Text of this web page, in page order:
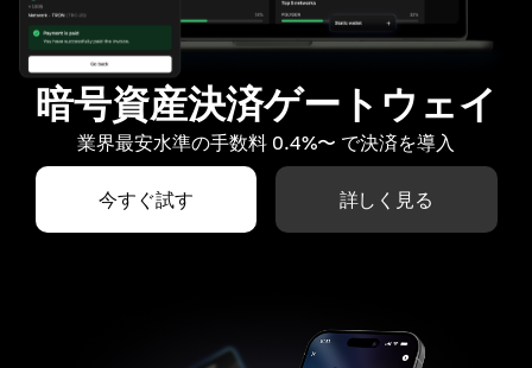
暗号資産決済ゲートウェイ
業界最安水準の手数料 0.4%〜 で決済を導入
今すぐ試す 詳しく見る